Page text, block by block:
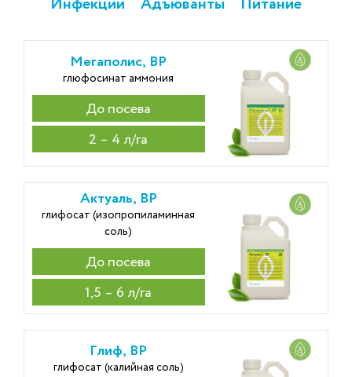
Мегаполис, ВР
глюфосинат аммония
До посева
2 – 4 л/га
Актуаль, ВР
глифосат (изопропиламинная
соль)
До посева
1,5 – 6 л/га
Глиф, ВР
глифосат (калийная соль)